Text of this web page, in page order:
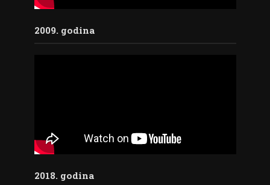
2009. godina
2018. godina